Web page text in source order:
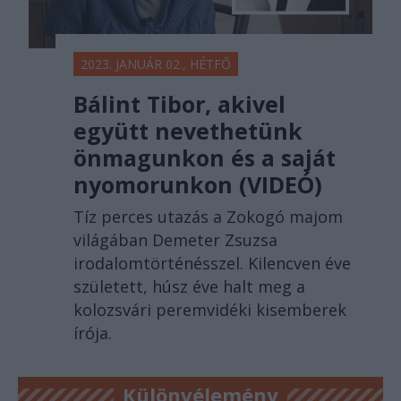
2023. JANUÁR 02., HÉTFŐ
Bálint Tibor, akivel
együtt nevethetünk
önmagunkon és a saját
nyomorunkon (VIDEÓ)
Tíz perces utazás a Zokogó majom
világában Demeter Zsuzsa
irodalomtörténésszel. Kilencven éve
született, húsz éve halt meg a
kolozsvári peremvidéki kisemberek
írója.
Különvélemény